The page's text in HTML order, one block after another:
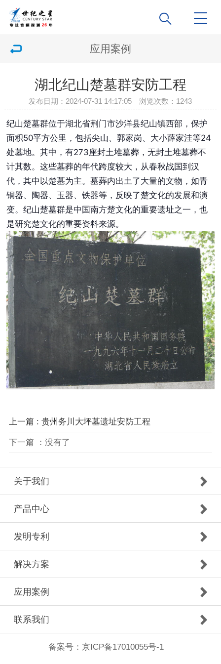
应用案例
湖北纪山楚墓群安防工程
发布日期：2024-07-31 14:17:05 浏览次数： 1243
纪山楚墓群位于湖北省荆门市沙洋县纪山镇西部，保护
面积50平方公里，包括尖山、郭家岗、大小薛家洼等24
处墓地。其中，有273座封土堆墓葬，无封土堆墓葬不
计其数。这些墓葬的年代跨度较大，从春秋战国到汉
代 ，其中以楚墓为主。墓葬内出土了大量的文物，如青
铜器、陶器、玉器、铁器等，反映了楚文化的发展和演
变。纪山楚墓群是中国南方楚文化的重要遗址之一，也
是研究楚文化的重要资料来源。
上一篇 : 贵州务川大坪墓遗址安防工程
下一篇 ：没有了
关于我们
产品中心
发明专利
解决方案
应用案例
联系我们
备案号： 京ICP备17010055号-1